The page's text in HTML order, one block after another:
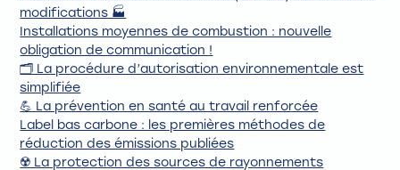
modifications 🏭
Installations moyennes de combustion : nouvelle
obligation de communication !
🗂️ La procédure d’autorisation environnementale est
simplifiée
💪 La prévention en santé au travail renforcée
Label bas carbone : les premières méthodes de
réduction des émissions publiées
☢️ La protection des sources de rayonnements